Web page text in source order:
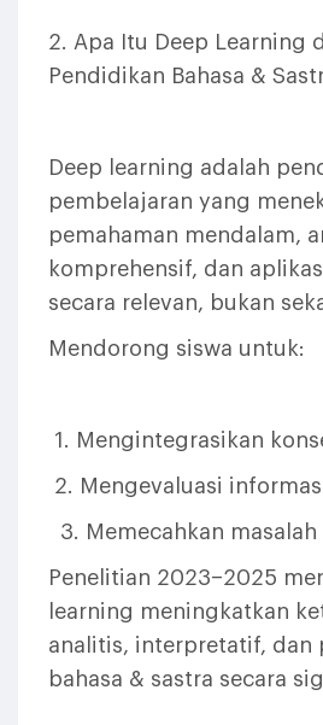
2. Apa Itu Deep Learning
Pendidikan Bahasa &
Deep learning adalah
pembelajaran yang
pemahaman mendalam,
komprehensif, dan
secara relevan, bukan
Mendorong siswa untuk:
1. Mengintegrasikan
2. Mengevaluasi
3. Memecahkan
Penelitian 2023–2025
learning meningkatkan
analitis, interpretatif, dan
bahasa & sastra secara